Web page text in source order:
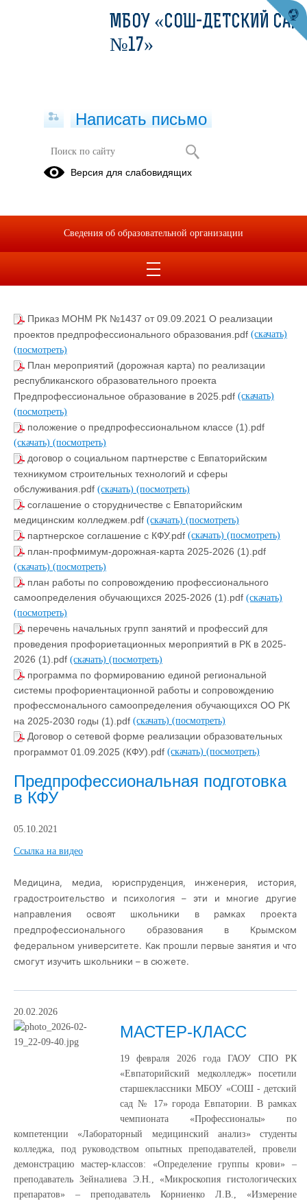
Предпрофессиональное
образование
Приказ МОНМ РК №1437 от 09.09.2021 О реализации
проектов предпрофессионального образования.pdf (скачать)
(посмотреть)
План мероприятий (дорожная карта) по реализации
республиканского образовательного проекта
Предпрофессиональное образование в 2025.pdf (скачать)
(посмотреть)
положение о предпрофессиональном классе (1).pdf
(скачать) (посмотреть)
договор о социальном партнерстве с Евпаторийским
техникумом строительных технологий и сферы
обслуживания.pdf (скачать) (посмотреть)
соглашение о сторудничестве с Евпаторийским
медицинским колледжем.pdf (скачать) (посмотреть)
партнерское соглашение с КФУ.pdf (скачать) (посмотреть)
план-профмимум-дорожная-карта 2025-2026 (1).pdf
(скачать) (посмотреть)
план работы по сопровождению профессионального
самоопределения обучающихся 2025-2026 (1).pdf (скачать)
(посмотреть)
перечень начальных групп занятий и профессий для
проведения профориетационных мероприятий в РК в 2025-
2026 (1).pdf (скачать) (посмотреть)
программа по формированию единой региональной
системы профориентационной работы и сопровождению
профессмонального самоопределения обучающихся ОО РК
на 2025-2030 годы (1).pdf (скачать) (посмотреть)
Договор о сетевой форме реализации образовательных
программот 01.09.2025 (КФУ).pdf (скачать) (посмотреть)
Предпрофессиональная подготовка
в КФУ
05.10.2021
Ccылка на видео
Медицина, медиа, юриспруденция, инженерия, история,
градостроительство и психология – эти и многие другие
направления освоят школьники в рамках проекта
предпрофессионального образования в Крымском
федеральном университете. Как прошли первые занятия и что
смогут изучить школьники – в сюжете.
20.02.2026
МАСТЕР-КЛАСС
19 февраля 2026 года ГАОУ СПО РК
«Евпаторийский медколледж» посетили
старшеклассники МБОУ «СОШ - детский
сад № 17» города Евпатории. В рамках
чемпионата «Профессионалы» по
компетенции «Лабораторный медицинский анализ» студенты
колледжа, под руководством опытных преподавателей, провели
демонстрацию мастер-классов: «Определение группы крови» –
преподаватель Зейналиева Э.Н., «Микроскопия гистологических
препаратов» – преподаватель Корниенко Л.В., «Измерение
МБОУ «СОШ-ДЕТСКИЙ САД
№17»
Написать письмо
Версия для слабовидящих
Сведения об образовательной организации